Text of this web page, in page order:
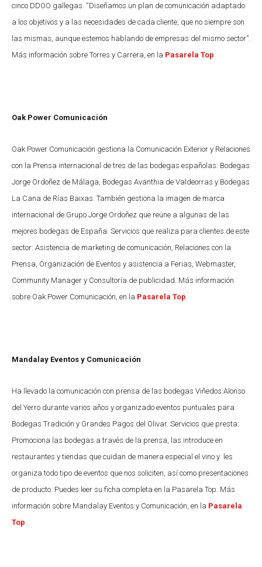
cinco DDOO gallegas. “Diseñamos un plan de comunicación adaptado
a los objetivos y a las necesidades de cada cliente, que no siempre son
las mismas, aunque estemos hablando de empresas del mismo sector”.
Más información sobre Torres y Carrera, en la Pasarela Top
Oak Power Comunicación
Oak Power Comunicación gestiona la Comunicación Exterior y Relaciones
con la Prensa internacional de tres de las bodegas españolas: Bodegas
Jorge Ordoñez de Málaga, Bodegas Avanthia de Valdeorras y Bodegas
La Cana de Rías Baixas. También gestiona la imagen de marca
internacional de Grupo Jorge Ordoñez que reúne a algunas de las
mejores bodegas de España. Servicios que realiza para clientes de este
sector: Asistencia de marketing de comunicación, Relaciones con la
Prensa, Organización de Eventos y asistencia a Ferias, Webmaster,
Community Manager y Consultoría de publicidad. Más información
sobre Oak Power Comunicación, en la Pasarela Top
Mandalay Eventos y Comunicación
Ha llevado la comunicación con prensa de las bodegas Viñedos Alonso
del Yerro durante varios años y organizado eventos puntuales para
Bodegas Tradición y Grandes Pagos del Olivar. Servicios que presta:
Promociona las bodegas a través de la prensa, las introduce en
restaurantes y tiendas que cuidan de manera especial el vino y les
organiza todo tipo de eventos que nos soliciten, así como presentaciones
de producto. Puedes leer su ficha completa en la Pasarela Top. Más
información sobre Mandalay Eventos y Comunicación, en la Pasarela
Top